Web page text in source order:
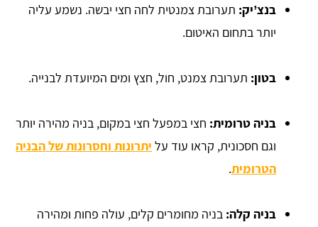
בנצ’יק: תערובת צמנטית לחה חצי יבשה. נשמע עליה
יותר בתחום האיטום.
בטון: תערובת צמנט, חול, חצץ ומים המיועדת לבנייה.
בניה טרומית: חצי במפעל חצי במקום, בניה מהירה יותר
וגם חסכונית, קראו עוד על יתרונות וחסרונות של הבניה
הטרומית.
בניה קלה: בניה מחומרים קלים, עולה פחות ומהירה